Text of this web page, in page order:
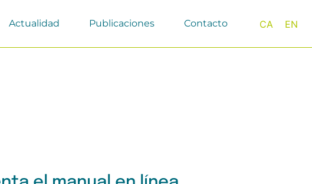
Actualidad Publicaciones Contacto CA EN